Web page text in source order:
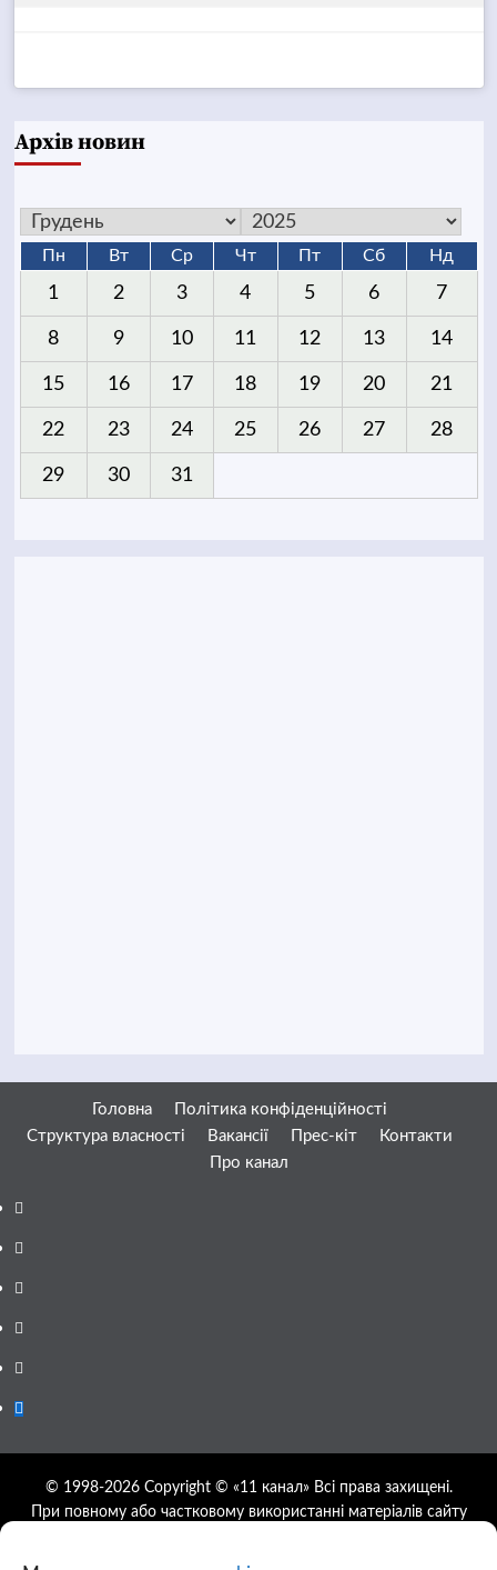
Архів новин
Пн Вт Ср Чт Пт Сб Нд
1 2 3 4 5 6 7
8 9 10 11 12 13 14
15 16 17 18 19 20 21
22 23 24 25 26 27 28
29 30 31
Головна
Політика конфіденційності
Структура власності
Вакансії Прес-кіт
Контакти
Про канал
Facebook
YouTube
Telegram
Instagram
Twitter
Google
© 1998-2026 Copyright © «11 канал» Всі права захищені.
При повному або частковому використанні матеріалів сайту